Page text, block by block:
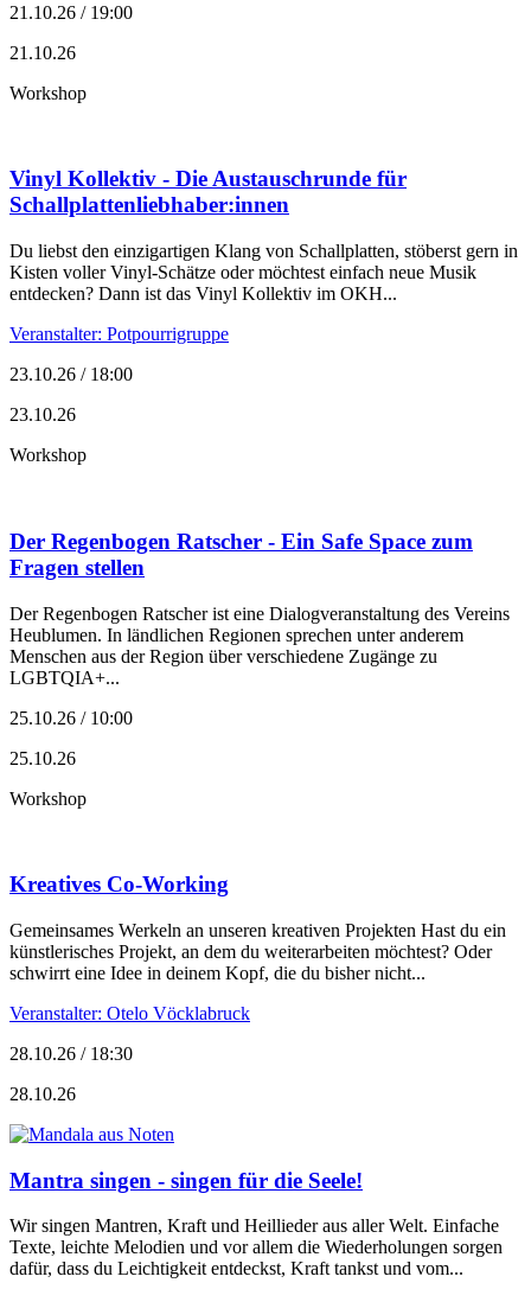
21.10.26 / 19:00
21.10.26
Workshop
Vinyl Kollektiv - Die Austauschrunde für
Schallplattenliebhaber:innen
Du liebst den einzigartigen Klang von Schallplatten, stöberst gern in
Kisten voller Vinyl-Schätze oder möchtest einfach neue Musik
entdecken? Dann ist das Vinyl Kollektiv im OKH...
Veranstalter: Potpourrigruppe
23.10.26 / 18:00
23.10.26
Workshop
Der Regenbogen Ratscher - Ein Safe Space zum
Fragen stellen
Der Regenbogen Ratscher ist eine Dialogveranstaltung des Vereins
Heublumen. In ländlichen Regionen sprechen unter anderem
Menschen aus der Region über verschiedene Zugänge zu
LGBTQIA+...
25.10.26 / 10:00
25.10.26
Workshop
Kreatives Co-Working
Gemeinsames Werkeln an unseren kreativen Projekten Hast du ein
künstlerisches Projekt, an dem du weiterarbeiten möchtest? Oder
schwirrt eine Idee in deinem Kopf, die du bisher nicht...
Veranstalter: Otelo Vöcklabruck
28.10.26 / 18:30
28.10.26
Mantra singen - singen für die Seele!
Wir singen Mantren, Kraft und Heillieder aus aller Welt. Einfache
Texte, leichte Melodien und vor allem die Wiederholungen sorgen
dafür, dass du Leichtigkeit entdeckst, Kraft tankst und vom...